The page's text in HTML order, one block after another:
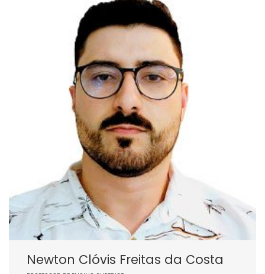
Newton Clóvis Freitas da Costa